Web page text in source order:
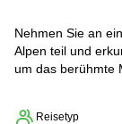
Nehmen Sie an
Alpen teil und
um das berühmte
Reisetyp